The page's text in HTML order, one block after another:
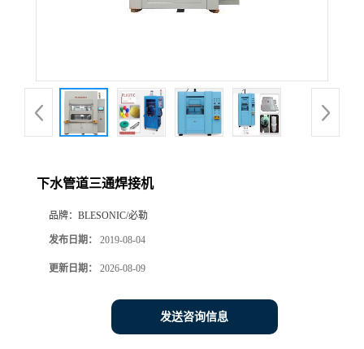
下水管道三通焊接机
品牌： BLESONIC/必勒
发布日期： 2019-08-04
更新日期： 2026-08-09
发送咨询信息